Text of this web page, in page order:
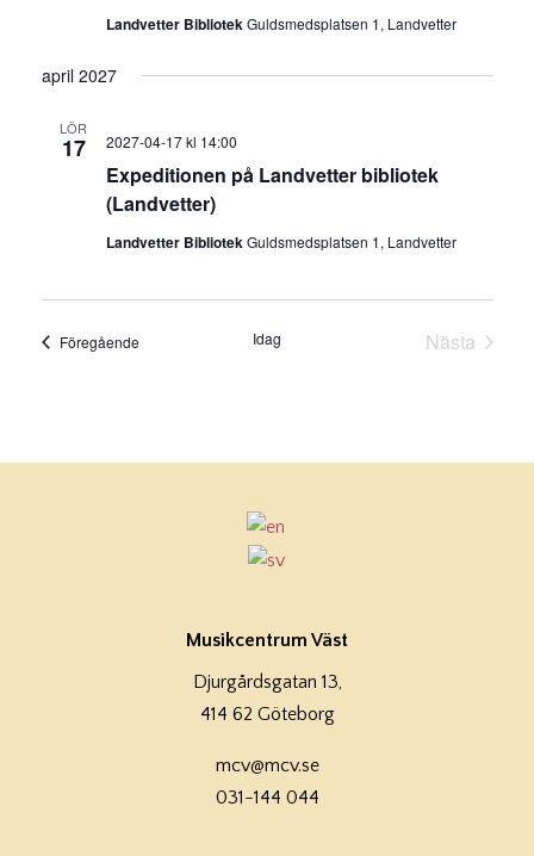
Landvetter BibliotekGuldsmedsplatsen 1, Landvetter
april 2027
LÖR
17
Expeditionen på Landvetter bibliotek
(Landvetter)
2027-04-17 kl 14:00
Landvetter BibliotekGuldsmedsplatsen 1, Landvetter
FöregåendeEvenemang Idag
Nästa
Musikcentrum Väst
Djurgårdsgatan 13,
414 62 Göteborg
mcv@mcv.se
031-144 044